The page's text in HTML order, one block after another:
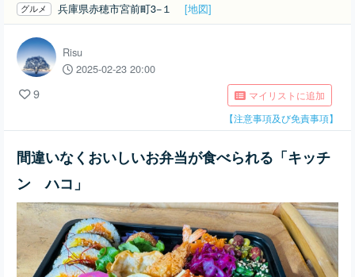
グルメ 兵庫県赤穂市宮前町3−１ [地図]
Risu
2025-02-23 20:00
9
マイリストに追加
【注意事項及び免責事項】
間違いなくおいしいお弁当が食べられる「キッチ
ン ハコ」